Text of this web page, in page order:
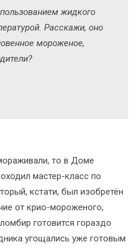
жидкого
Расскажи, оно
мороженое,
то в Доме
мастер-класс по
кстати, был изобретён
от крио-мороженого,
готовится гораздо
угощались уже готовым